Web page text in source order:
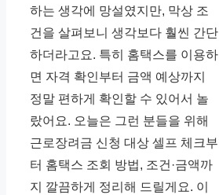
하는 생각에 망설였지만, 막상 조
건을 살펴보니 생각보다 훨씬 간단
하더라고요. 특히 홈택스를 이용하
면 자격 확인부터 금액 예상까지
정말 편하게 확인할 수 있어서 놀
랐어요. 오늘은 그런 분들을 위해
근로장려금 신청 대상 셀프 체크부
터 홈택스 조회 방법, 조건·금액까
지 깔끔하게 정리해 드릴게요. 이